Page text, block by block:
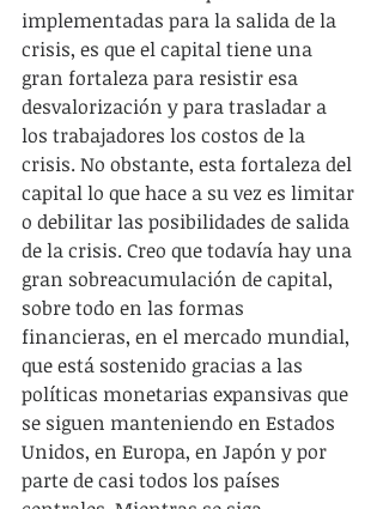
implementadas para la salida de la
crisis, es que el capital tiene una
gran fortaleza para resistir esa
desvalorización y para trasladar a
los trabajadores los costos de la
crisis. No obstante, esta fortaleza del
capital lo que hace a su vez es limitar
o debilitar las posibilidades de salida
de la crisis. Creo que todavía hay una
gran sobreacumulación de capital,
sobre todo en las formas
financieras, en el mercado mundial,
que está sostenido gracias a las
políticas monetarias expansivas que
se siguen manteniendo en Estados
Unidos, en Europa, en Japón y por
parte de casi todos los países